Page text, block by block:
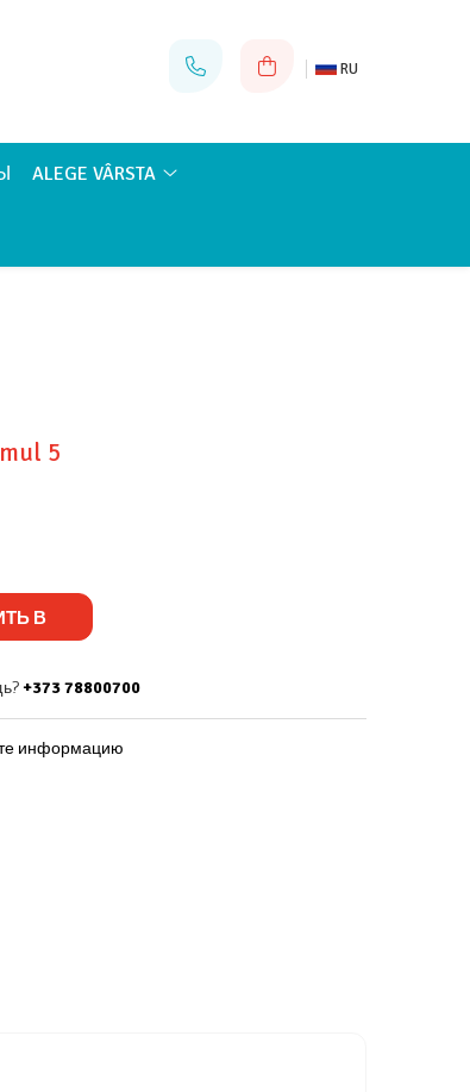
RU
ALEGE VÂRSTA
5
В
+373 78800700
информацию